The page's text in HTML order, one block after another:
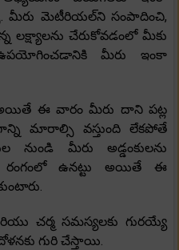
మీరు మెటీరియల్‌ని సంపాదించి,
లక్ష్యాలను చేరుకోవడంలో మీకు
మీరు ఇంకా
అయితే ఈ వారం మీరు దాని పట్ల
మారాల్సి వస్తుంది లేకపోతే
మీరు అడ్డంకులను
రంగంలో ఉనట్టు అయితే ఈ
చర్మ సమస్యలకు గురయ్యే
గురి చేస్తాయి.